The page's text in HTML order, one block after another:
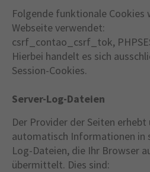
Folgende funktionale Cookies
Webseite verwendet:
csrf_contao_csrf_tok,
Hierbei handelt es sich
Session-Cookies.
Server-Log-Dateien
Der Provider der Seiten
automatisch Informationen in
Log-Dateien, die Ihr Browser
übermittelt. Dies sind: